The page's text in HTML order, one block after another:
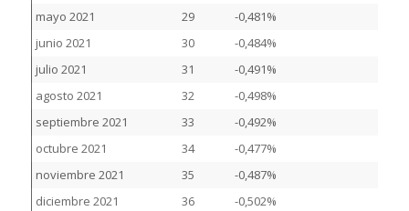
mayo 2021
29
-0,481%
junio 2021
30
-0,484%
julio 2021
31
-0,491%
agosto 2021
32
-0,498%
septiembre 2021
33
-0,492%
octubre 2021
34
-0,477%
noviembre 2021
35
-0,487%
diciembre 2021
36
-0,502%